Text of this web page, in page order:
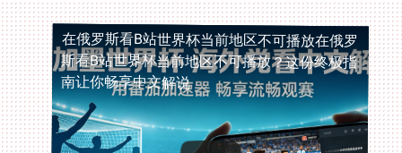
在俄罗斯看B站世界杯当前地区不可播放在俄罗
斯看B站世界杯当前地区不可播放？这份终极指
南让你畅享中文解说